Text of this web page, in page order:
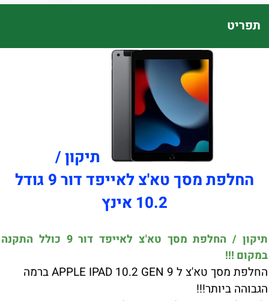
תפריט
תיקון /
החלפת מסך טא'צ לאייפד דור 9 גודל
10.2 אינץ
תיקון / החלפת מסך טא'צ לאייפד דור 9 כולל התקנה
במקום !!!
החלפת מסך טא'צ ל APPLE IPAD 10.2 GEN 9 ברמה
הגבוהה ביותר!!!